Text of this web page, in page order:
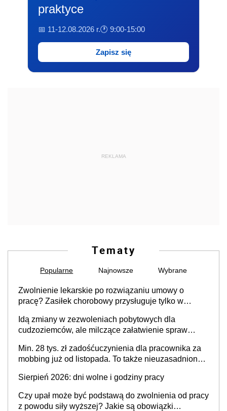
praktyce
📅 11-12.08.2026 r.🕐 9:00-15:00
Zapisz się
REKLAMA
Tematy
Popularne Najnowsze Wybrane
Zwolnienie lekarskie po rozwiązaniu umowy o
pracę? Zasiłek chorobowy przysługuje tylko w
stosunku pracy
Idą zmiany w zezwoleniach pobytowych dla
cudzoziemców, ale milczące załatwienie spraw
Min. 28 tys. zł zadośćuczynienia dla pracownika za
mobbing już od listopada. To także nieuzasadniona
Sierpień 2026: dni wolne i godziny pracy
Czy upał może być podstawą do zwolnienia od pracy
z powodu siły wyższej? Jakie są obowiązki